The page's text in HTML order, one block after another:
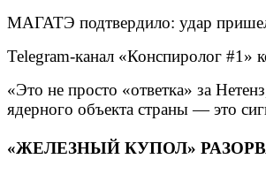
МАГАТЭ подтвердило: удар
Telegram-канал «Конспиролог #1»
«Это не просто «ответка» за
ядерного объекта страны — это
«ЖЕЛЕЗНЫЙ КУПОЛ»